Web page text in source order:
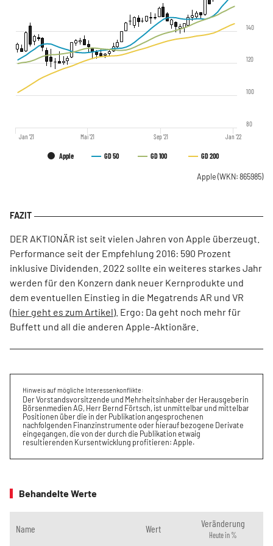
Apple GD 50 GD 100 GD 200
Jan '21 Jan '22
Mai '21 Sep '21
80
100
120
140
Apple (WKN: 865985)
DER AKTIONÄR ist seit vielen Jahren von Apple überzeugt.
Performance seit der Empfehlung 2016: 590 Prozent
inklusive Dividenden. 2022 sollte ein weiteres starkes Jahr
werden für den Konzern dank neuer Kernprodukte und
dem eventuellen Einstieg in die Megatrends AR und VR
(hier geht es zum Artikel). Ergo: Da geht noch mehr für
Buffett und all die anderen Apple-Aktionäre.
Hinweis auf mögliche Interessenkonflikte:
Der Vorstandsvorsitzende und Mehrheitsinhaber der Herausgeberin
Börsenmedien AG, Herr Bernd Förtsch, ist unmittelbar und mittelbar
Positionen über die in der Publikation angesprochenen
nachfolgenden Finanzinstrumente oder hierauf bezogene Derivate
eingegangen, die von der durch die Publikation etwaig
resultierenden Kursentwicklung profitieren: Apple.
Behandelte Werte
Name Wert Veränderung
Heute in %